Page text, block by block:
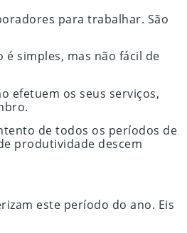
para trabalhar. São
simples, mas não fácil de
efetuem os seus serviços,
de todos os períodos de
produtividade descem
este período do ano. Eis